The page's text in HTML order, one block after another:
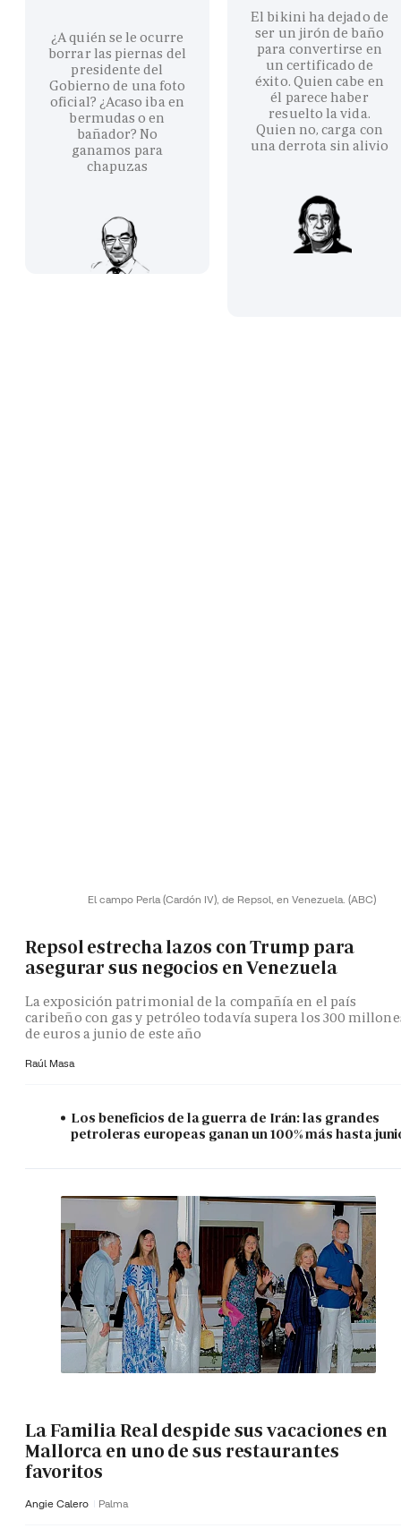
¿A quién se le ocurre
borrar las piernas del
presidente del
Gobierno de una foto
oficial? ¿Acaso iba en
bermudas o en
bañador? No
ganamos para
chapuzas
El bikini ha dejado de
ser un jirón de baño
para convertirse en
un certificado de
éxito. Quien cabe en
él parece haber
resuelto la vida.
Quien no, carga con
una derrota sin alivio
El campo Perla (Cardón IV), de Repsol, en Venezuela. (ABC)
Repsol estrecha lazos con Trump para
asegurar sus negocios en Venezuela
La exposición patrimonial de la compañía en el país
caribeño con gas y petróleo todavía supera los 300
de euros a junio de este año
Raúl Masa
Los beneficios de la guerra de Irán: las grandes
petroleras europeas ganan un 100% más hasta
La Familia Real despide sus vacaciones en
Mallorca en uno de sus restaurantes
favoritos
Angie Calero Palma